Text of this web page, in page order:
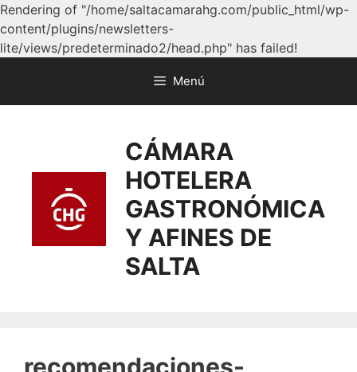
Rendering of "/home/saltacamarahg.com/public_html/wp-
content/plugins/newsletters-
lite/views/predeterminado2/head.php" has failed!
Menú
CÁMARA
HOTELERA
GASTRONÓMICA
Y AFINES DE
SALTA